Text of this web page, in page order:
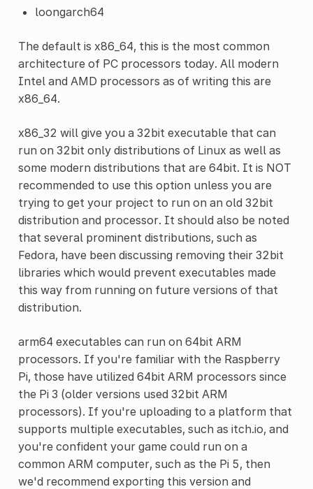
loongarch64
The default is x86_64, this is the most common
architecture of PC processors today. All modern
Intel and AMD processors as of writing this are
x86_64.
x86_32 will give you a 32bit executable that can
run on 32bit only distributions of Linux as well as
some modern distributions that are 64bit. It is NOT
recommended to use this option unless you are
trying to get your project to run on an old 32bit
distribution and processor. It should also be noted
that several prominent distributions, such as
Fedora, have been discussing removing their 32bit
libraries which would prevent executables made
this way from running on future versions of that
distribution.
arm64 executables can run on 64bit ARM
processors. If you're familiar with the Raspberry
Pi, those have utilized 64bit ARM processors since
the Pi 3 (older versions used 32bit ARM
processors). If you're uploading to a platform that
supports multiple executables, such as itch.io, and
you're confident your game could run on a
common ARM computer, such as the Pi 5, then
we'd recommend exporting this version and